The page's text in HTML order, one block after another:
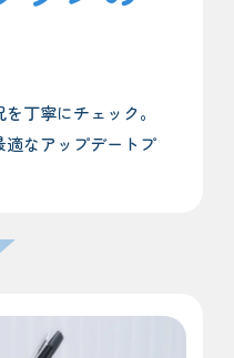
丁寧にチェック。
なアップデートプ